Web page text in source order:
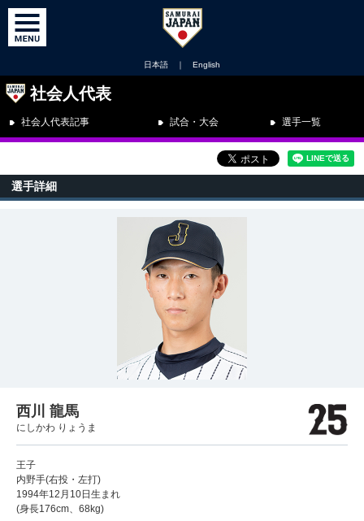
日本語 ｜ English
社会人代表
社会人代表記事 試合・大会 選手一覧
選手詳細
西川 龍馬
にしかわ りょうま
王子
内野手(右投・左打)
1994年12月10日生まれ
(身長176cm、68kg)